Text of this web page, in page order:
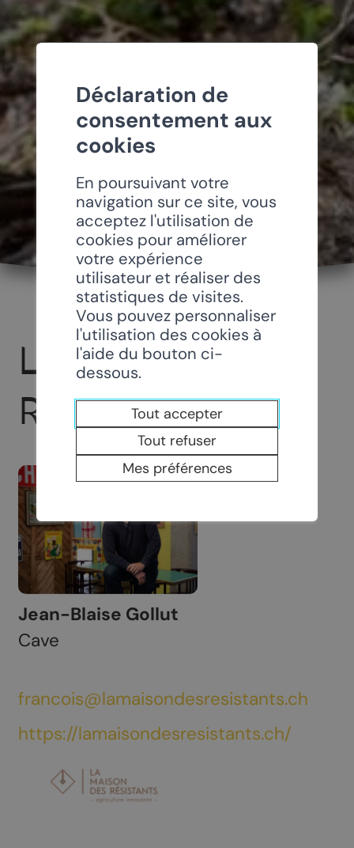
LA CAVE DES
RÉSISTANTS
Jean-Blaise Gollut
Cave
francois@lamaisondesresistants.ch
https://lamaisondesresistants.ch/
Déclaration de
consentement aux
cookies
En poursuivant votre
navigation sur ce site, vous
acceptez l'utilisation de
cookies pour améliorer
votre expérience
utilisateur et réaliser des
statistiques de visites.
Vous pouvez personnaliser
l'utilisation des cookies à
l'aide du bouton ci-
dessous.
Tout accepter
Tout refuser
Mes préférences